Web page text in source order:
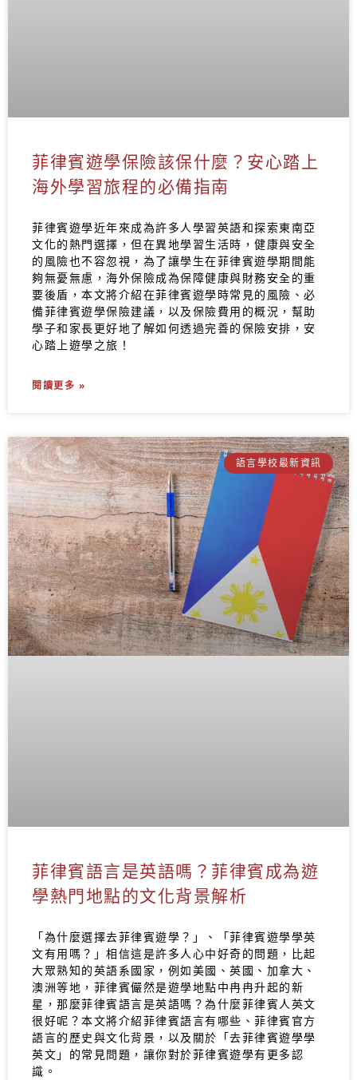
菲律賓遊學保險該保什麼？安心踏上
海外學習旅程的必備指南
菲律賓遊學近年來成為許多人學習英語和探索東南亞
文化的熱門選擇，但在異地學習生活時，健康與安全
的風險也不容忽視，為了讓學生在菲律賓遊學期間能
夠無憂無慮，海外保險成為保障健康與財務安全的重
要後盾，本文將介紹在菲律賓遊學時常見的風險、必
備菲律賓遊學保險建議，以及保險費用的概況，幫助
學子和家長更好地了解如何透過完善的保險安排，安
心踏上遊學之旅！
閱讀更多 »
語言學校最新資訊
菲律賓語言是英語嗎？菲律賓成為遊
學熱門地點的文化背景解析
「為什麼選擇去菲律賓遊學？」、「菲律賓遊學學英
文有用嗎？」相信這是許多人心中好奇的問題，比起
大眾熟知的英語系國家，例如美國、英國、加拿大、
澳洲等地，菲律賓儼然是遊學地點中冉冉升起的新
星，那麼菲律賓語言是英語嗎？為什麼菲律賓人英文
很好呢？本文將介紹菲律賓語言有哪些、菲律賓官方
語言的歷史與文化背景，以及關於「去菲律賓遊學學
英文」的常見問題，讓你對於菲律賓遊學有更多認
識。